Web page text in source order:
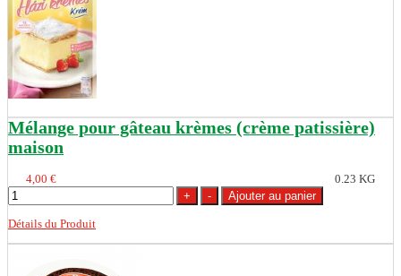
Mélange pour gâteau krèmes (crème patissière)
maison
4,00 € 0.23 KG
Détails du Produit